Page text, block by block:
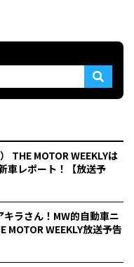
THE MOTOR WEEKLYは
車レポート！【放送予
キラさん！MW的自動車ニ
MOTOR WEEKLY放送予告